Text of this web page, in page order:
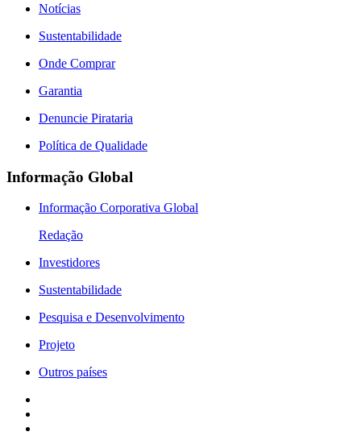
Notícias
Sustentabilidade
Onde Comprar
Garantia
Denuncie Pirataria
Política de Qualidade
Informação Global
Informação Corporativa Global
Redação
Investidores
Sustentabilidade
Pesquisa e Desenvolvimento
Projeto
Outros países